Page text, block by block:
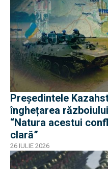
Președintele
înghețarea
“Natura acestui
clară”
26 IULIE 2026